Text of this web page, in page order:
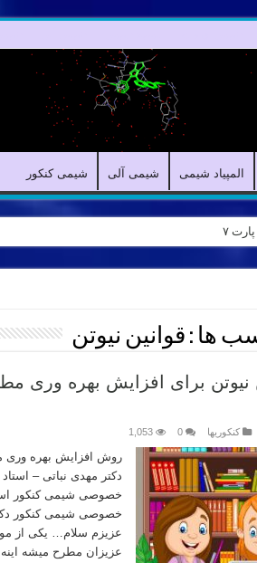
المپیاد شیمی شیمی آلی شیمی کنکور
ها : قوانین نیوتن
نیوتن برای افزایش بهره وری
کنکوریها 0
1,053
روش افزایش بهره وری
دکتر مهدی نباتی –
خصوصی شیمی کنکور
خصوصی شیمی کنکور
عزیزم سلام… یکی از
عزیزان مطرح میشه